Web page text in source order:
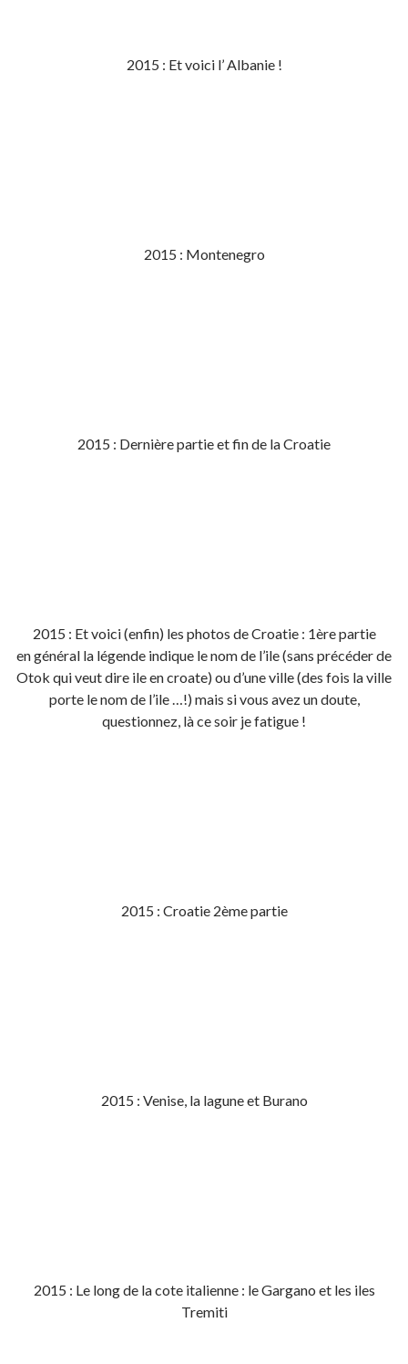
2015 : Et voici l’ Albanie !
2015 : Montenegro
2015 : Dernière partie et fin de la Croatie
2015 : Et voici (enfin) les photos de Croatie : 1ère partie
en général la légende indique le nom de l’ile (sans précéder de
Otok qui veut dire ile en croate) ou d’une ville (des fois la ville
porte le nom de l’ile …!) mais si vous avez un doute,
questionnez, là ce soir je fatigue !
2015 : Croatie 2ème partie
2015 : Venise, la lagune et Burano
2015 : Le long de la cote italienne : le Gargano et les iles
Tremiti